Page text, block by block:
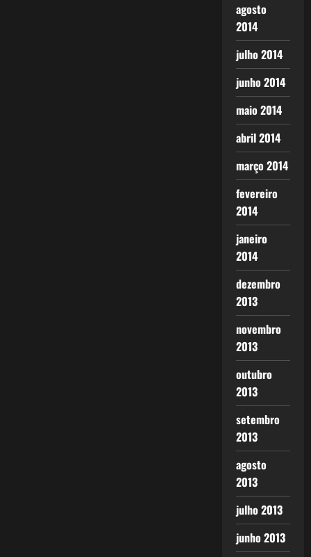
agosto
2014
julho 2014
junho 2014
maio 2014
abril 2014
março 2014
fevereiro
2014
janeiro
2014
dezembro
2013
novembro
2013
outubro
2013
setembro
2013
agosto
2013
julho 2013
junho 2013